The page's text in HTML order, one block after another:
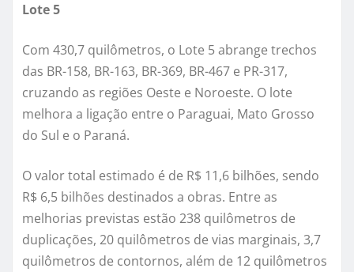
Lote 5
Com 430,7 quilômetros, o Lote 5 abrange trechos
das BR-158, BR-163, BR-369, BR-467 e PR-317,
cruzando as regiões Oeste e Noroeste. O lote
melhora a ligação entre o Paraguai, Mato Grosso
do Sul e o Paraná.
O valor total estimado é de R$ 11,6 bilhões, sendo
R$ 6,5 bilhões destinados a obras. Entre as
melhorias previstas estão 238 quilômetros de
duplicações, 20 quilômetros de vias marginais, 3,7
quilômetros de contornos, além de 12 quilômetros